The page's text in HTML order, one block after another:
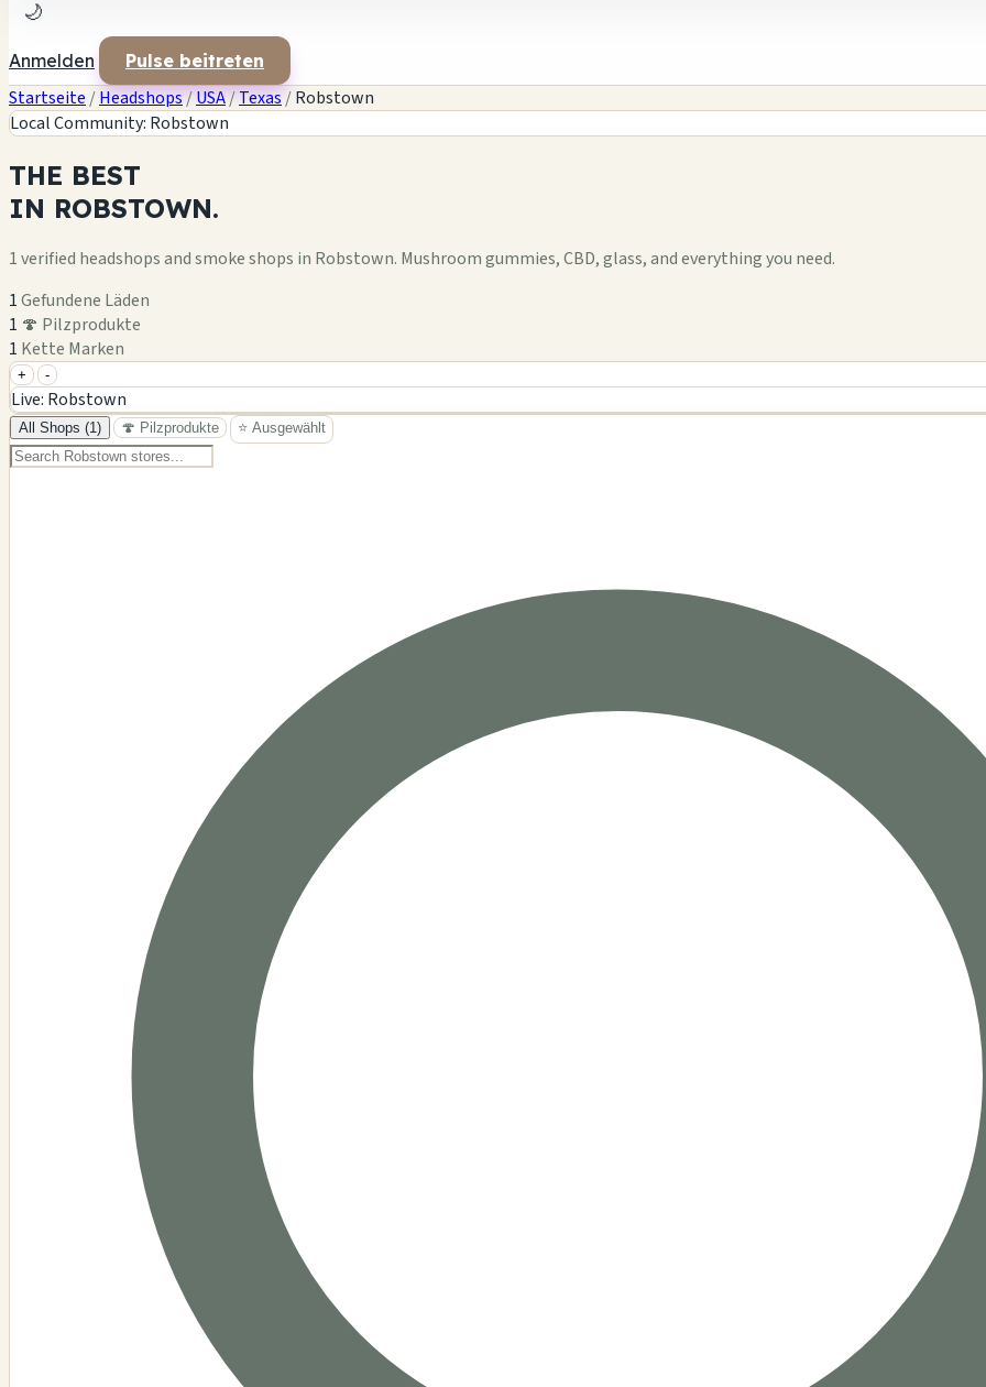
🌙
Anmelden Pulse beitreten
Startseite /Headshops/USA/Texas /Robstown
Local Community: Robstown
THE BEST
IN ROBSTOWN.
1 verified headshops and smoke shops in Robstown. Mushroom gummies, CBD, glass, and everything you need.
1Gefundene Läden
1 🍄 Pilzprodukte
1 Kette Marken
+
−
+ -
Live: Robstown
All Shops (1) 🍄 Pilzprodukte ⭐ Ausgewählt